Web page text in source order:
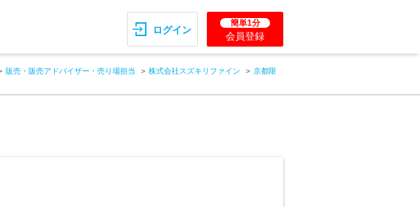
ログイン
簡単1分
会員登録
販売・販売アドバイザー・売り場担当 株式会社スズキリファイン
京都限